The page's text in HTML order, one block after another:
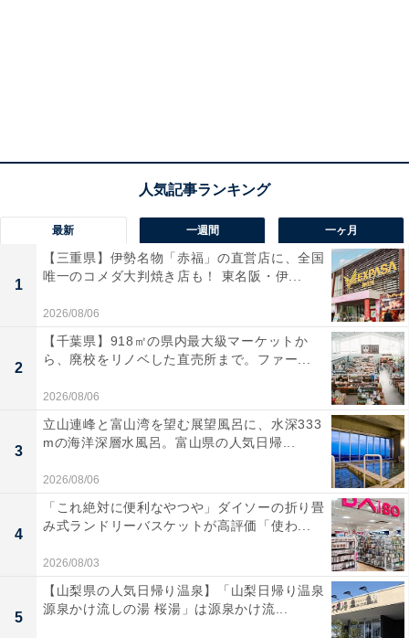
最新 一週間 一ヶ月
1
【三重県】伊勢名物「赤福」の直営店に、全国
唯一のコメダ大判焼き店も！ 東名阪・伊...
2026/08/06
2
【千葉県】918㎡の県内最大級マーケットか
ら、廃校をリノベした直売所まで。ファー...
2026/08/06
3
立山連峰と富山湾を望む展望風呂に、水深333
mの海洋深層水風呂。富山県の人気日帰...
2026/08/06
4
「これ絶対に便利なやつや」ダイソーの折り畳
み式ランドリーバスケットが高評価「使わ...
2026/08/03
5
【山梨県の人気日帰り温泉】「山梨日帰り温泉
源泉かけ流しの湯 桜湯」は源泉かけ流...